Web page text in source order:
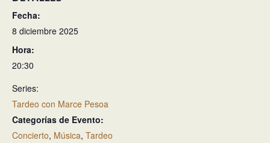
Fecha:
8 diciembre 2025
Hora:
20:30
Series:
Tardeo con Marce Pesoa
Categorías de Evento:
Concierto, Música, Tardeo